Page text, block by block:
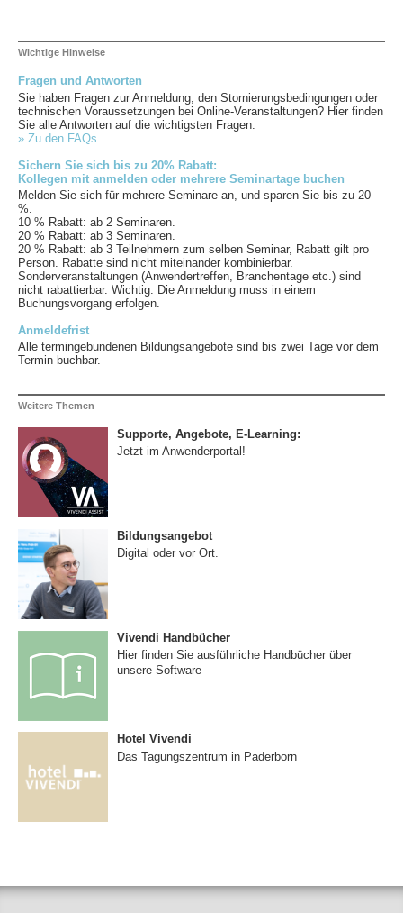
Wichtige Hinweise
Fragen und Antworten
Sie haben Fragen zur Anmeldung, den Stornierungsbedingungen oder
technischen Voraussetzungen bei Online-Veranstaltungen? Hier finden
Sie alle Antworten auf die wichtigsten Fragen:
» Zu den FAQs
Sichern Sie sich bis zu 20% Rabatt:
Kollegen mit anmelden oder mehrere Seminartage buchen
Melden Sie sich für mehrere Seminare an, und sparen Sie bis zu 20
%.
10 % Rabatt: ab 2 Seminaren.
20 % Rabatt: ab 3 Seminaren.
20 % Rabatt: ab 3 Teilnehmern zum selben Seminar, Rabatt gilt pro
Person. Rabatte sind nicht miteinander kombinierbar.
Sonderveranstaltungen (Anwendertreffen, Branchentage etc.) sind
nicht rabattierbar. Wichtig: Die Anmeldung muss in einem
Buchungsvorgang erfolgen.
Anmeldefrist
Alle termingebundenen Bildungsangebote sind bis zwei Tage vor dem
Termin buchbar.
Weitere Themen
Supporte, Angebote, E-Learning:
Jetzt im Anwenderportal!
Bildungsangebot
Digital oder vor Ort.
Vivendi Handbücher
Hier finden Sie ausführliche Handbücher über
unsere Software
Hotel Vivendi
Das Tagungszentrum in Paderborn